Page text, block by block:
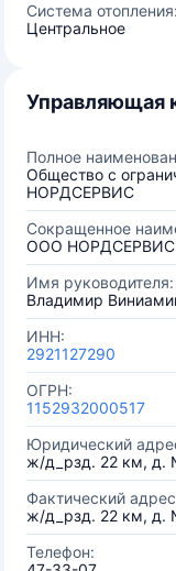
Система отопления:
Центральное
Управляющая
Полное
Общество с
НОРДСЕРВИС
Сокращенное
ООО НОРДСЕРВИС
Имя руководителя:
Владимир
ИНН:
2921127290
ОГРН:
1152932000517
Юридический
ж/д_рзд. 22 км, д.
Фактический
ж/д_рзд. 22 км, д.
Телефон: